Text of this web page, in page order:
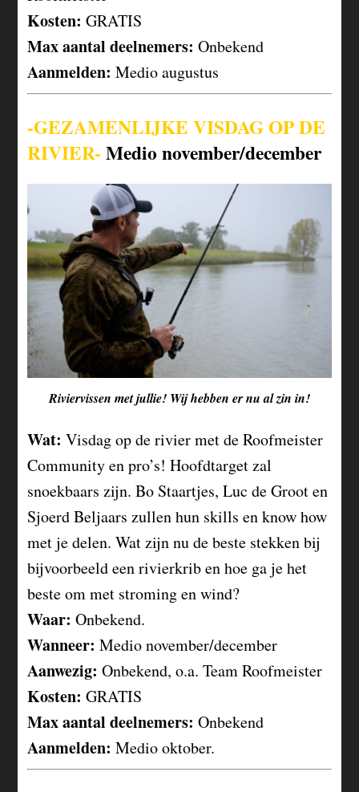
Kosten: GRATIS
Max aantal deelnemers:Onbekend
Aanmelden: Medio augustus
-GEZAMENLIJKE VISDAG OP DE
RIVIER-Medio november/december
Riviervissen met jullie! Wij hebben er nu al zin in!
Wat: Visdag op de rivier met de Roofmeister
Community en pro’s! Hoofdtarget zal
snoekbaars zijn. Bo Staartjes, Luc de Groot en
Sjoerd Beljaars zullen hun skills en know how
met je delen. Wat zijn nu de beste stekken bij
bijvoorbeeld een rivierkrib en hoe ga je het
beste om met stroming en wind?
Waar: Onbekend.
Wanneer: Medio november/december
Aanwezig: Onbekend, o.a. Team Roofmeister
Kosten: GRATIS
Max aantal deelnemers:Onbekend
Aanmelden: Medio oktober.